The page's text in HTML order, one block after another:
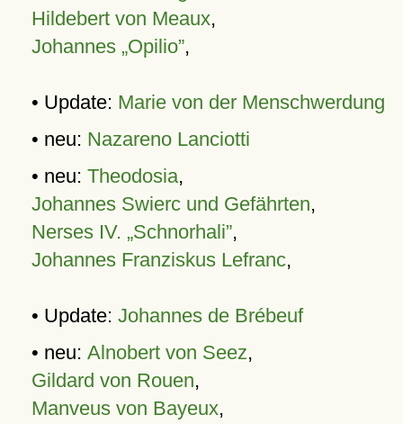
Hildebert von Meaux,
Johannes „Opilio”,
• Update: Marie von der Menschwerdung
• neu: Nazareno Lanciotti
• neu: Theodosia,
Johannes Swierc und Gefährten,
Nerses IV. „Schnorhali”,
Johannes Franziskus Lefranc,
• Update: Johannes de Brébeuf
• neu: Alnobert von Seez,
Gildard von Rouen,
Manveus von Bayeux,